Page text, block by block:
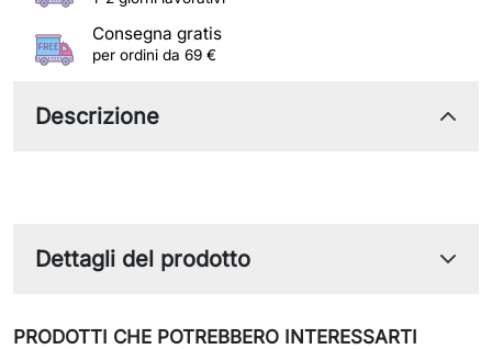
Consegna gratis
per ordini da 69 €
Descrizione
Dettagli del prodotto
PRODOTTI CHE POTREBBERO INTERESSARTI